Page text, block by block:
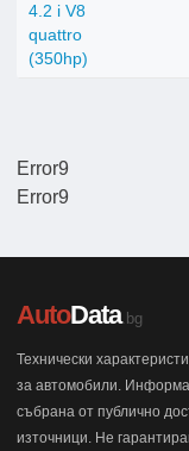
Error9
4.2 i V8
quattro
(350hp)
Error9
AutoData.bg
Технически
за автомобили.
събрана от публично
източници. Не